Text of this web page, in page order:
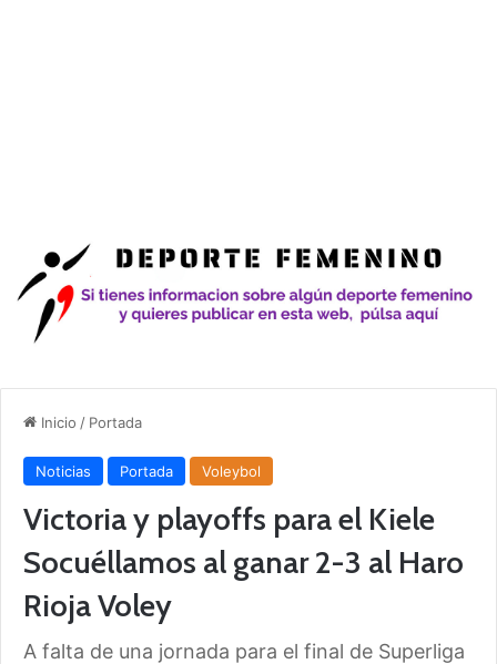
Inicio / Portada
Noticias Portada Voleybol
Victoria y playoffs para el Kiele
Socuéllamos al ganar 2-3 al Haro
Rioja Voley
A falta de una jornada para el final de Superliga